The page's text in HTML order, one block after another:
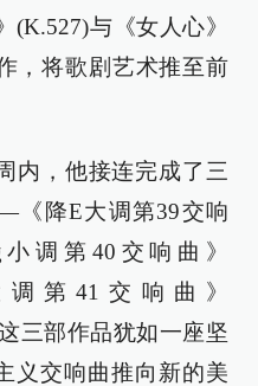
(K.527)与《女人心》
，将歌剧艺术推至前
内，他接连完成了三
降E大调第39交响
调第40交响曲》
调第41交响曲》
三部作品犹如一座坚
义交响曲推向新的美